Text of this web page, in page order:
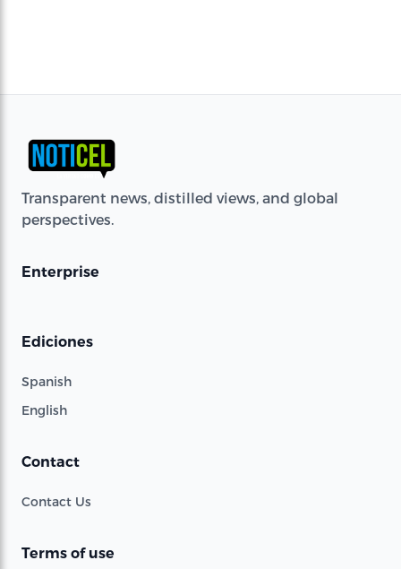
Transparent news, distilled views, and global
perspectives.
Enterprise
Ediciones
Spanish
English
Contact
Contact Us
Terms of use